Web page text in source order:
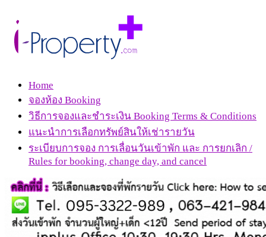
Home
จองห้อง Booking
วิธีการจองและชำระเงิน Booking Terms & Conditions
แนะนำการเลือกทรัพย์สินให้เช่ารายวัน
ระเบียบการจอง การเลื่อนวันเข้าพัก และ การยกเลิก /
Rules for booking, change day, and cancel